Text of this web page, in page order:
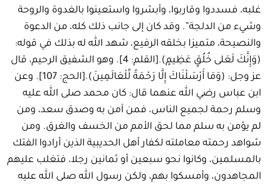
غلبه، فسددوا وقاربوا، وأبشروا واستعينوا بالغدوة والروحة
وشيء من الدلجة”. وقد كان إلى جانب ذلك كله، من الدعوة
والنصيحة، متميزا بخلقه الرفيع، شهد الله له بذلك في قوله:
(وَإِنَّكَ لَعَلى خُلُقٍ عَظِيمٍ).[القلم: 4]. وهو الشفيق الرحيم، قال
عز وجل: (وَمَا أَرْسَلْنَاكَ إِلَّا رَحْمَةً لِّلْعَالَمِينَ).[الحج: 107]. وعن
ابن عباس رضي الله عنهما قال: كان محمد صلى الله عليه
وسلم رحمة لجميع الناس، فمن آمن به وصدق سعد، ومن
لم يؤمن به سلم مما لحق الأمم من الخسف والغرق. ومن
شواهد رحمته معاملته لكفار أهل الحديبية الذين أرادوا الفتك
بالمسلمين، وكانوا نحو سبعين أو ثمانين رجلا، فتغلب عليهم
المجاهدون، وأمسكوا بهم، ولكن رسول الله صلى الله عليه